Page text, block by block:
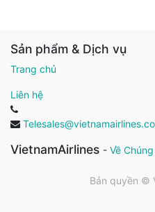
Sản phẩm & Dịch vụ
Trang chủ
Liên hệ
VietnamAirlines - Về
Bản quyền ©